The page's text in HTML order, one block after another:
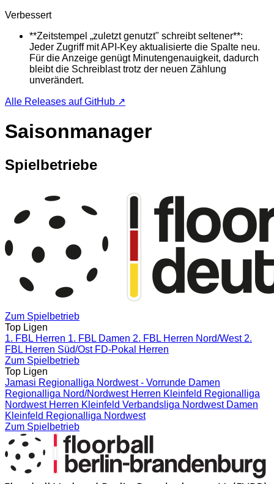
Verbessert
**Zeitstempel „zuletzt genutzt" schreibt seltener**:
Jeder Zugriff mit API-Key aktualisierte die Spalte neu.
Für die Anzeige genügt Minutengenauigkeit, dadurch
bleibt die Schreiblast trotz der neuen Zählung
unverändert.
Alle Releases auf GitHub ↗
Saisonmanager
Spielbetriebe
Zum Spielbetrieb
Top Ligen
1. FBL Herren 1. FBL Damen 2. FBL Herren Nord/West2.
FBL Herren Süd/Ost FD-Pokal Herren
Zum Spielbetrieb
Top Ligen
Jamasi Regionalliga Nordwest - Vorrunde Damen
Regionalliga Nord/Nordwest Herren Kleinfeld Regionalliga
Nordwest Herren Kleinfeld Verbandsliga Nordwest Damen
Kleinfeld Regionalliga Nordwest
Zum Spielbetrieb